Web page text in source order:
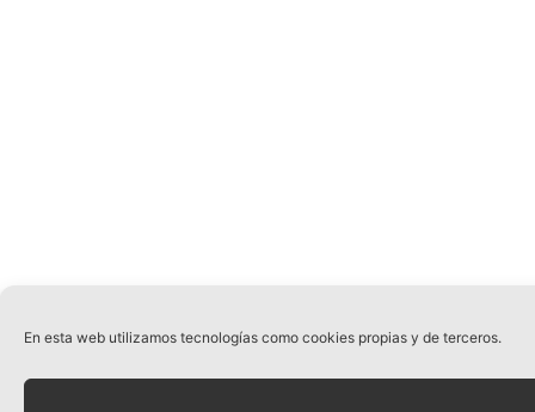
En esta web utilizamos tecnologías como cookies propias y de terceros.